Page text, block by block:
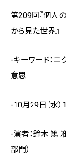
第209回『個人
から見た世界』
-キーワード：ニ
意思
-10月29日（水）
-演者：鈴木 篤
部門）